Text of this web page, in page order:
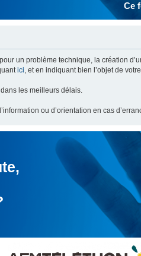
Ce
un problème technique, la création
ici, et en indiquant bien l’objet de
les meilleurs délais.
ou d’orientation en cas